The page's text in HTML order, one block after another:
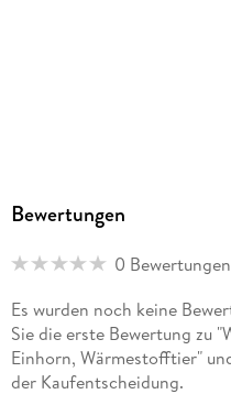
Bewertungen
0 Bewertungen
Es wurden noch keine
Sie die erste Bewertung zu
Einhorn, Wärmestofftier"
der Kaufentscheidung.